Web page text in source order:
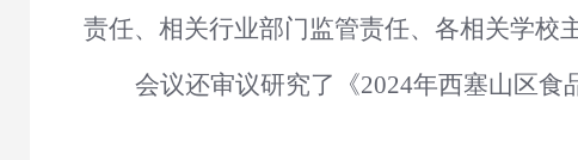
责任、相关行业部门监管责任、各相关学校
会议还审议研究了 《2024年西塞山区食